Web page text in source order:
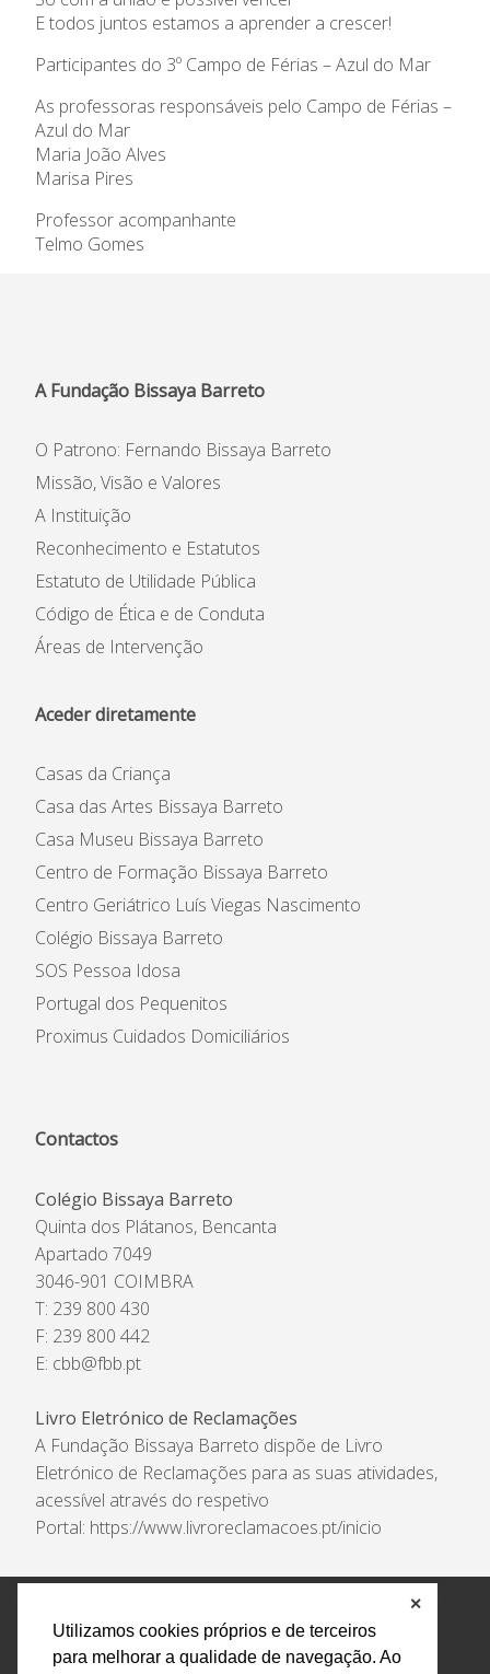
Utilizamos cookies próprios e de terceiros
para melhorar a qualidade de navegação. Ao
✕
E todos juntos estamos a aprender a crescer!
Participantes do 3º Campo de Férias – Azul do Mar
As professoras responsáveis pelo Campo de Férias –
Azul do Mar
Maria João Alves
Marisa Pires
Professor acompanhante
Telmo Gomes
A Fundação Bissaya Barreto
O Patrono: Fernando Bissaya Barreto
Missão, Visão e Valores
A Instituição
Reconhecimento e Estatutos
Estatuto de Utilidade Pública
Código de Ética e de Conduta
Áreas de Intervenção
Aceder diretamente
Casas da Criança
Casa das Artes Bissaya Barreto
Casa Museu Bissaya Barreto
Centro de Formação Bissaya Barreto
Centro Geriátrico Luís Viegas Nascimento
Colégio Bissaya Barreto
SOS Pessoa Idosa
Portugal dos Pequenitos
Proximus Cuidados Domiciliários
Contactos
Colégio Bissaya Barreto
Quinta dos Plátanos, Bencanta
Apartado 7049
3046-901 COIMBRA
T: 239 800 430
F: 239 800 442
E: cbb@fbb.pt
Livro Eletrónico de Reclamações
A Fundação Bissaya Barreto dispõe de Livro
Eletrónico de Reclamações para as suas atividades,
acessível através do respetivo
Portal: https://www.livroreclamacoes.pt/inicio
Política de Privacidade e Tratamento de Dados
Encarregado de Proteção de Dados
Livro Eletrónico
de Reclamações
Canal de Denúncias